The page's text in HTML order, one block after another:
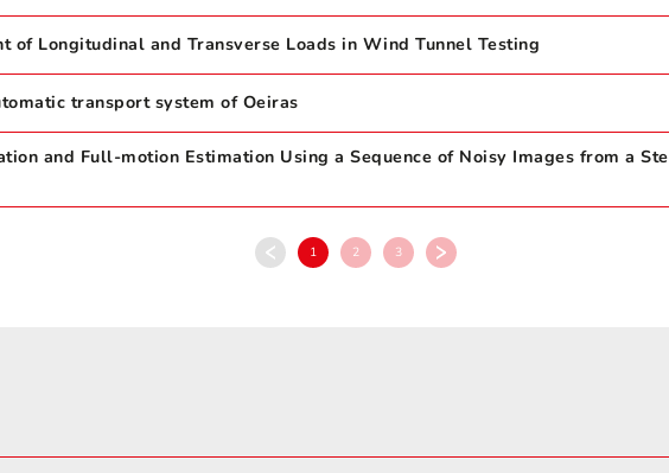
of Longitudinal and Transverse Loads in Wind Tunnel Testing
transport system of Oeiras
and Full-motion Estimation Using a Sequence of Noisy Images from a
1 2 3